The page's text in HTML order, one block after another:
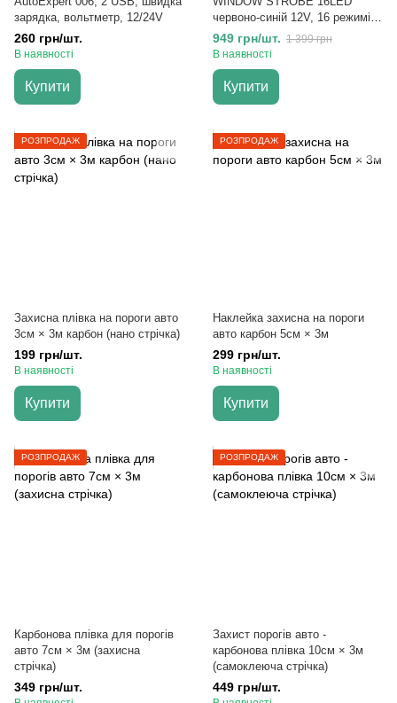
зарядка, вольтметр, 12/24V
260 грн/шт.
В наявності
Купити
червоно-синій 12V, 16 режимів,
48 Вт
949 грн/шт. 1 399 грн
В наявності
Купити
РОЗПРОДАЖ
Захисна плівка на пороги авто
3см × 3м карбон (нано стрічка)
199 грн/шт.
В наявності
Купити
РОЗПРОДАЖ
Наклейка захисна на пороги
авто карбон 5см × 3м
299 грн/шт.
В наявності
Купити
РОЗПРОДАЖ
Карбонова плівка для порогів
авто 7см × 3м (захисна
стрічка)
349 грн/шт.
РОЗПРОДАЖ
Захист порогів авто -
карбонова плівка 10см × 3м
(самоклеюча стрічка)
449 грн/шт.